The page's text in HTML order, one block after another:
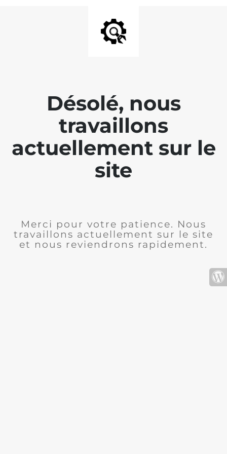
Désolé, nous
travaillons
actuellement sur le
site
Merci pour votre patience. Nous
travaillons actuellement sur le site
et nous reviendrons rapidement.